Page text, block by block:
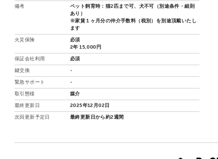
備考
ペット飼育時：猫2匹まで可、犬不可（別途条件・細則
あり）
※家賃１ヶ月分の仲介手数料（税別）を別途頂戴いたし
ます
火災保険
必須
2年 15,000円
保証会社利用 必須
鍵交換 -
緊急サポート -
取引態様 媒介
最終更新日 2025年12月02日
次回更新予定日 最終更新日から約2週間